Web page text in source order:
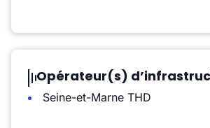
Opérateur(s)
Seine-et-Marne THD